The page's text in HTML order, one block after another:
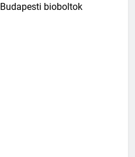
Budapesti bioboltok